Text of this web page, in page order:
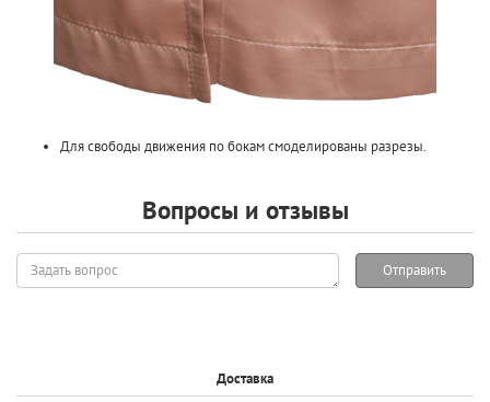
Для свободы движения по бокам смоделированы разрезы.
Вопросы и отзывы
Задать
вопрос
Отправить
Доставка